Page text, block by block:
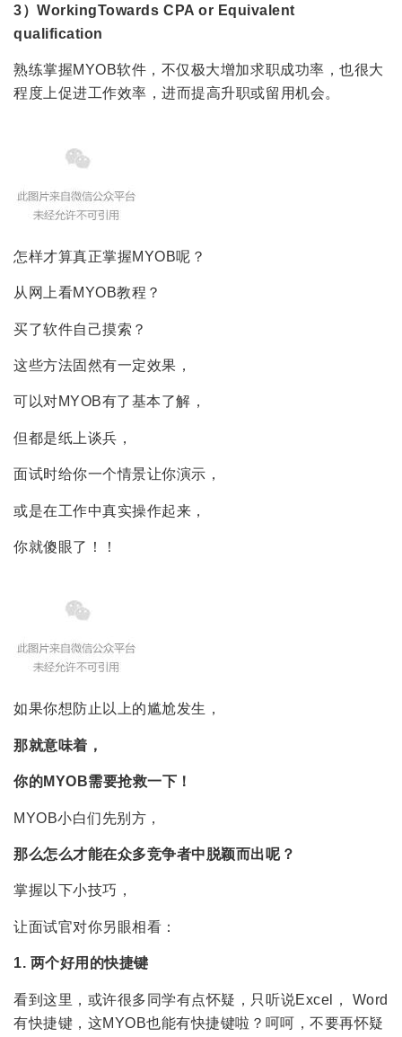
3）WorkingTowards CPA or Equivalent
qualification
熟练掌握MYOB软件，不仅极大增加求职成功率，也很大
程度上促进工作效率，进而提高升职或留用机会。
怎样才算真正掌握MYOB呢？
从网上看MYOB教程？
买了软件自己摸索？
这些方法固然有一定效果，
可以对MYOB有了基本了解，
但都是纸上谈兵，
面试时给你一个情景让你演示，
或是在工作中真实操作起来，
你就傻眼了！！
如果你想防止以上的尴尬发生，
那就意味着，
你的MYOB需要抢救一下！
MYOB小白们先别方，
那么怎么才能在众多竞争者中脱颖而出呢？
掌握以下小技巧，
让面试官对你另眼相看：
1. 两个好用的快捷键
看到这里，或许很多同学有点怀疑，只听说Excel， Word
有快捷键，这MYOB也能有快捷键啦？呵呵，不要再怀疑